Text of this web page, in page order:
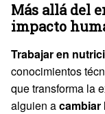
Más allá del
impacto
Trabajar en
conocimientos
que transforma la
alguien acambiar